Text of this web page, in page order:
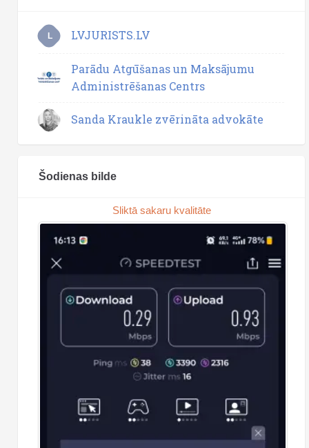
L LVJURISTS.LV
Parādu Atgūšanas un Maksājumu
Administrēšanas Centrs
Sanda Kraukle zvērināta advokāte
Šodienas bilde
Sliktā sakaru kvalitāte